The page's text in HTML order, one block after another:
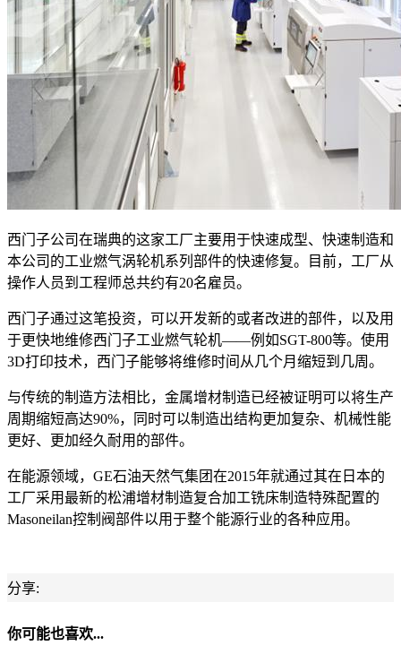
西门子公司在瑞典的这家工厂主要用于快速成型、快速制造和
本公司的工业燃气涡轮机系列部件的快速修复。目前，工厂从
操作人员到工程师总共约有20名雇员。
西门子通过这笔投资，可以开发新的或者改进的部件，以及用
于更快地维修西门子工业燃气轮机——例如SGT-800等。使用
3D打印技术，西门子能够将维修时间从几个月缩短到几周。
与传统的制造方法相比，金属增材制造已经被证明可以将生产
周期缩短高达90%，同时可以制造出结构更加复杂、机械性能
更好、更加经久耐用的部件。
在能源领域，GE石油天然气集团在2015年就通过其在日本的
工厂采用最新的松浦增材制造复合加工铣床制造特殊配置的
Masoneilan控制阀部件以用于整个能源行业的各种应用。
分享:
你可能也喜欢...